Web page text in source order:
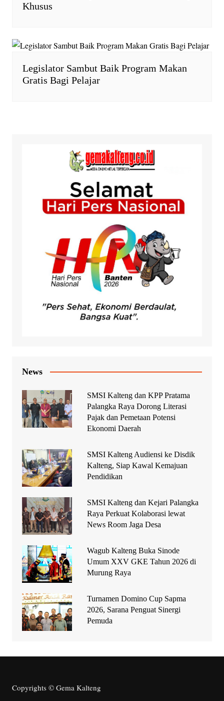
Khusus
Legislator Sambut Baik Program Makan
Gratis Bagi Pelajar
News
SMSI Kalteng dan KPP Pratama
Palangka Raya Dorong Literasi
Pajak dan Pemetaan Potensi
Ekonomi Daerah
SMSI Kalteng Audiensi ke Disdik
Kalteng, Siap Kawal Kemajuan
Pendidikan
SMSI Kalteng dan Kejari Palangka
Raya Perkuat Kolaborasi lewat
News Room Jaga Desa
Wagub Kalteng Buka Sinode
Umum XXV GKE Tahun 2026 di
Murung Raya
Turnamen Domino Cup Sapma
2026, Sarana Penguat Sinergi
Pemuda
Copyrights © Gema Kalteng